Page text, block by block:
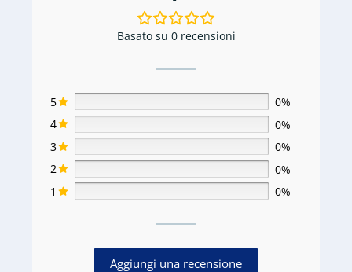
Basato su 0 recensioni
5
0%
4
0%
3
0%
2
0%
1
0%
Aggiungi una recensione